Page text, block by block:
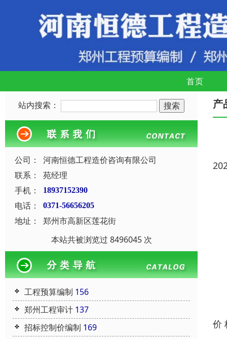
首页
站内搜索：
公司：
河南恒德工程造价咨询有限公司
联系：
苑经理
手机：
18937152390
电话： 0371-56656205
地址：
郑州市高新区莲花街
本站共被浏览过 8496045 次
工程预算编制 156
郑州工程审计 137
招标控制价编制 169
产
价